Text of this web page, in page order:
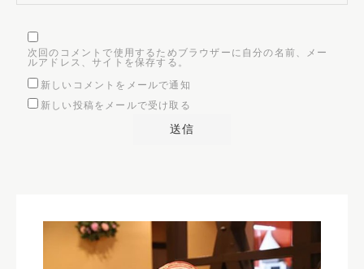
次回のコメントで使用するためブラウザーに自分の名前、メー
ルアドレス、サイトを保存する。
新しいコメントをメールで通知
新しい投稿をメールで受け取る